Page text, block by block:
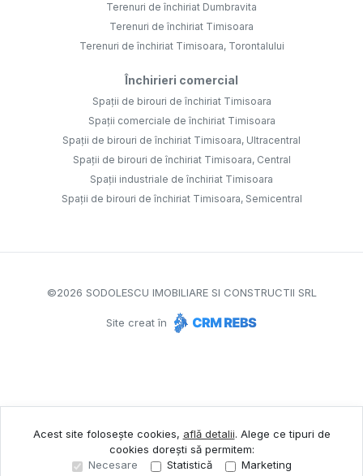
Terenuri de închiriat Dumbravita
Terenuri de închiriat Timisoara
Terenuri de închiriat Timisoara, Torontalului
Închirieri comercial
Spații de birouri de închiriat Timisoara
Spații comerciale de închiriat Timisoara
Spații de birouri de închiriat Timisoara, Ultracentral
Spații de birouri de închiriat Timisoara, Central
Spații industriale de închiriat Timisoara
Spații de birouri de închiriat Timisoara, Semicentral
©2026 SODOLESCU IMOBILIARE SI CONSTRUCTII SRL
Site creat în
Acest site folosește cookies, află detalii. Alege ce tipuri de
cookies dorești să permitem:
Necesare
Statistică Marketing